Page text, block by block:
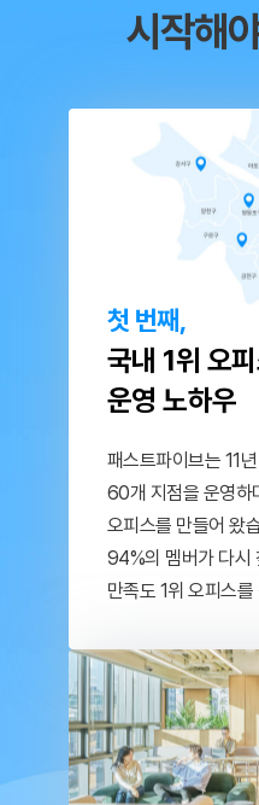
시작해
첫 번째,
국내 1위 오
운영 노하우
패스트파이브는 11
60개 지점을 운영하
오피스를 만들어 왔
94%의 멤버가 다시
만족도 1위 오피스를